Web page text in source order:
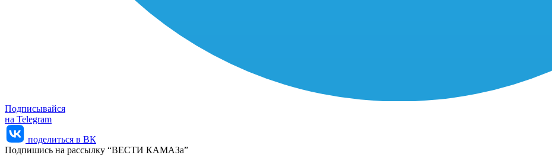
Подписывайся
на Telegram
поделиться в ВК
Подпишись на рассылку “ВЕСТИ КАМАЗа”